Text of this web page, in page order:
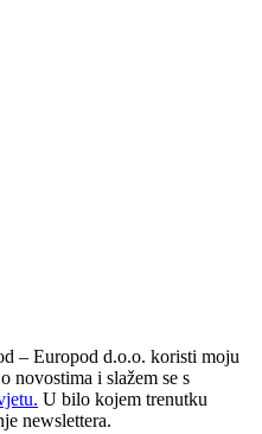
– Europod d.o.o. koristi moju
novostima i slažem se s
U bilo kojem trenutku
newslettera.